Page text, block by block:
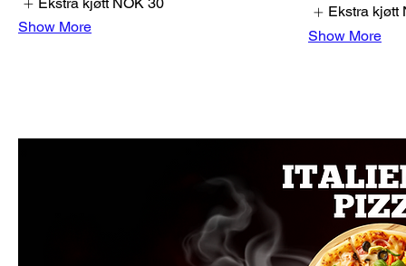
Show More
Ekstra kjøtt
Show More